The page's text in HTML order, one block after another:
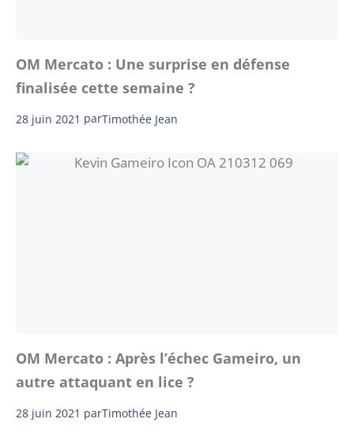
OM Mercato : Une surprise en défense
finalisée cette semaine ?
28 juin 2021 parTimothée Jean
OM Mercato : Après l’échec Gameiro, un
autre attaquant en lice ?
28 juin 2021 parTimothée Jean